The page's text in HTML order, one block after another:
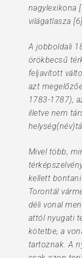
nagylexikona
világatlasza
A jobboldali
örökbecsű
feljavított
azt
1783-1787),
illetve nem
Mivel több,
kellett
Torontál
déli vonal
attól nyugati
kötetbe, a
tartoznak. A